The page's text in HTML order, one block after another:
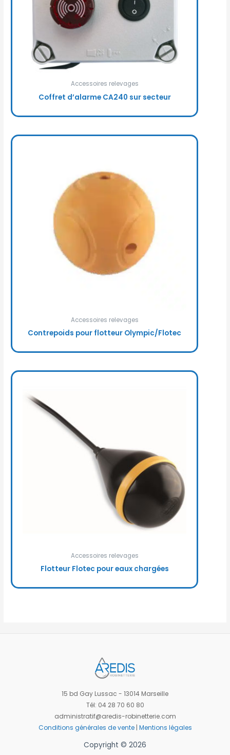
Accessoires relevages
Coffret d’alarme CA240 sur secteur
Accessoires relevages
Contrepoids pour flotteur Olympic/Flotec
Accessoires relevages
Flotteur Flotec pour eaux chargées
15 bd Gay Lussac - 13014 Marseille
Tél: 04 28 70 60 80
administratif@aredis-robinetterie.com
Conditions générales de vente| Mentions légales
Copyright © 2026